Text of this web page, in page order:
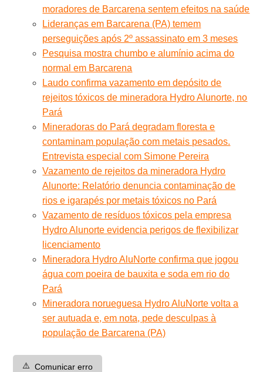
moradores de Barcarena sentem efeitos na saúde
Lideranças em Barcarena (PA) temem
perseguições após 2º assassinato em 3 meses
Pesquisa mostra chumbo e alumínio acima do
normal em Barcarena
Laudo confirma vazamento em depósito de
rejeitos tóxicos de mineradora Hydro Alunorte, no
Pará
Mineradoras do Pará degradam floresta e
contaminam população com metais pesados.
Entrevista especial com Simone Pereira
Vazamento de rejeitos da mineradora Hydro
Alunorte: Relatório denuncia contaminação de
rios e igarapés por metais tóxicos no Pará
Vazamento de resíduos tóxicos pela empresa
Hydro Alunorte evidencia perigos de flexibilizar
licenciamento
Mineradora Hydro AluNorte confirma que jogou
água com poeira de bauxita e soda em rio do
Pará
Mineradora norueguesa Hydro AluNorte volta a
ser autuada e, em nota, pede desculpas à
população de Barcarena (PA)
⚠️ Comunicar erro